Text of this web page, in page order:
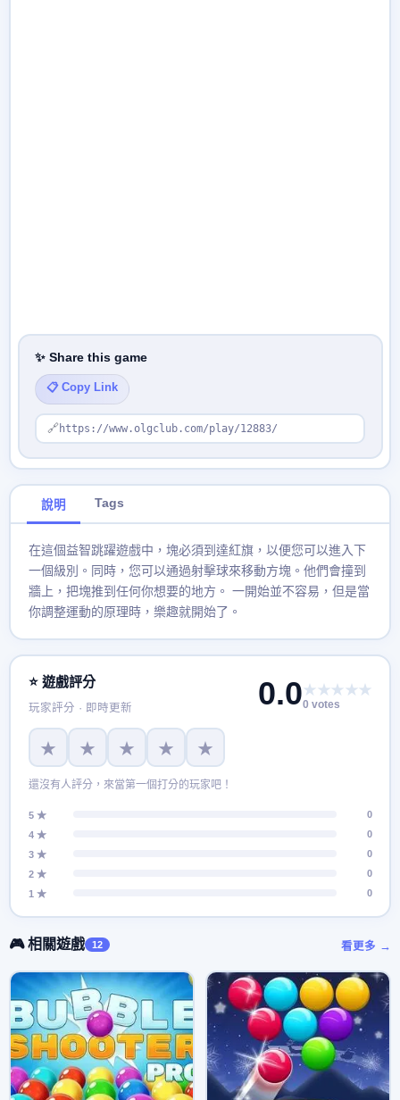
✨ Share this game
📋 Copy Link
🔗 https://www.olgclub.com/play/12883/
說明 Tags
在這個益智跳躍遊戲中，塊必須到達紅旗，以便您可以進入下
一個級別。同時，您可以通過射擊球來移動方塊。他們會撞到
牆上，把塊推到任何你想要的地方。 一開始並不容易，但是當
你調整運動的原理時，樂趣就開始了。
⭐ 遊戲評分
玩家評分 · 即時更新 0.0★★★★★
0 votes
★ ★ ★ ★ ★
還沒有人評分，來當第一個打分的玩家吧！
5 ★
0
4 ★
0
3 ★
0
2 ★
0
1 ★
0
🎮 相關遊戲 12 看更多 →